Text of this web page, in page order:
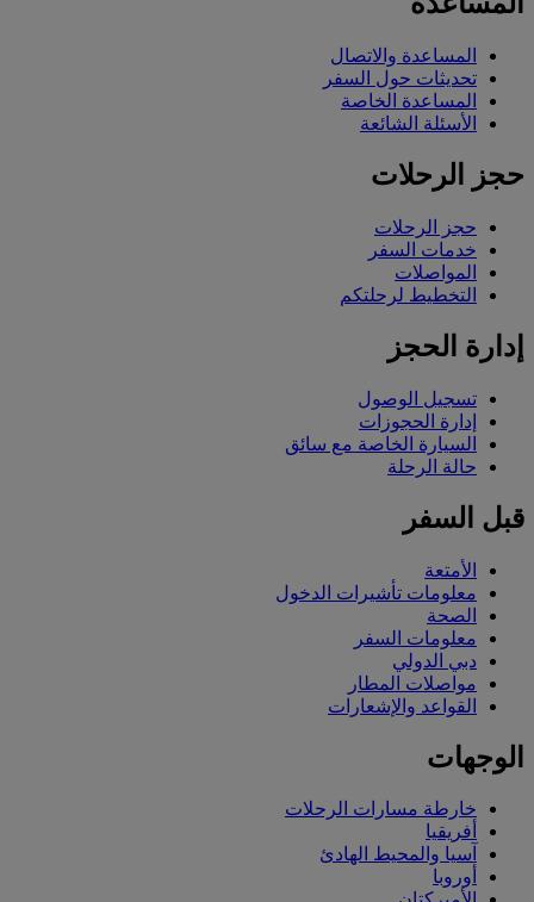
المساعدة والاتصال
تحديثات حول السفر
المساعدة الخاصة
الأسئلة الشائعة
حجز الرحلات
حجز الرحلات
خدمات السفر
المواصلات
التخطيط لرحلتكم
إدارة الحجز
تسجيل الوصول
إدارة الحجوزات
السيارة الخاصة مع سائق
حالة الرحلة
قبل السفر
الأمتعة
معلومات تأشيرات الدخول
الصحة
معلومات السفر
دبي الدولي
مواصلات المطار
القواعد والإشعارات
الوجهات
خارطة مسارات الرحلات
أفريقيا
آسيا والمحيط الهادئ
أوروبا